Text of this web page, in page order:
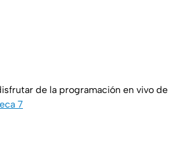
de la programación en vivo de
7